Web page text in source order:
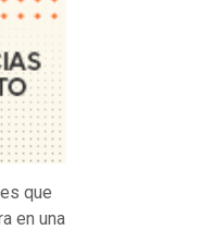
que
en una